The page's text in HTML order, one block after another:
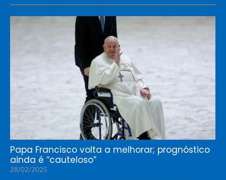
Papa Francisco volta a melhorar; prognóstico
ainda é “cauteloso”
28/02/2025